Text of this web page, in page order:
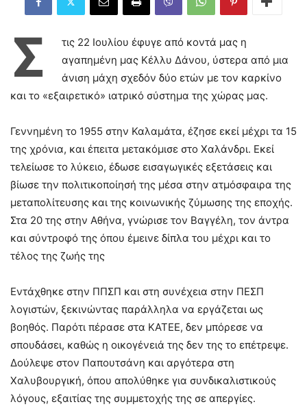
Σ
τις 22 Ιουλίου έφυγε από κοντά μας η
αγαπημένη μας Κέλλυ Δάνου, ύστερα από μια
άνιση μάχη σχεδόν δύο ετών με τον καρκίνο
και το «εξαιρετικό» ιατρικό σύστημα της χώρας μας.
Γεννημένη το 1955 στην Καλαμάτα, έζησε εκεί μέχρι τα 15
της χρόνια, και έπειτα μετακόμισε στο Χαλάνδρι. Εκεί
τελείωσε το λύκειο, έδωσε εισαγωγικές εξετάσεις και
βίωσε την πολιτικοποίησή της μέσα στην ατμόσφαιρα της
μεταπολίτευσης και της κοινωνικής ζύμωσης της εποχής.
Στα 20 της στην Αθήνα, γνώρισε τον Βαγγέλη, τον άντρα
και σύντροφό της όπου έμεινε δίπλα του μέχρι και το
τέλος της ζωής της
Εντάχθηκε στην ΠΠΣΠ και στη συνέχεια στην ΠΕΣΠ
λογιστών, ξεκινώντας παράλληλα να εργάζεται ως
βοηθός. Παρότι πέρασε στα ΚΑΤΕΕ, δεν μπόρεσε να
σπουδάσει, καθώς η οικογένειά της δεν της το επέτρεψε.
Δούλεψε στον Παπουτσάνη και αργότερα στη
Χαλυβουργική, όπου απολύθηκε για συνδικαλιστικούς
λόγους, εξαιτίας της συμμετοχής της σε απεργίες.